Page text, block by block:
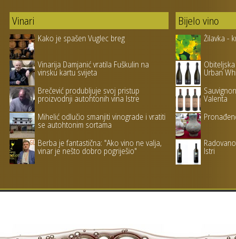
Vinari
Kako je spašen Vuglec breg
Vinarija Damjanić vratila Fuškulin na
vinsku kartu svijeta
Brečević produbljuje svoj pristup
proizvodnji autohtonih vina Istre
Mihelić odlučio smanjiti vinograde i vratiti
se autohtonim sortama
Berba je fantastična: "Ako vino ne valja,
vinar je nešto dobro pogriješio"
Bijelo vino
Žilavka -
Urban
Valenta
Istri